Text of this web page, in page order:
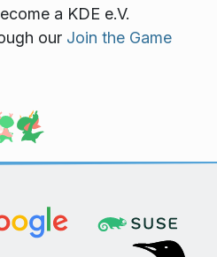
a KDE e.V.
our Join the Game